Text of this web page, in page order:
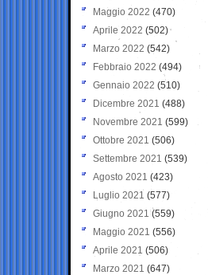
Maggio 2022 (470)
Aprile 2022 (502)
Marzo 2022 (542)
Febbraio 2022 (494)
Gennaio 2022 (510)
Dicembre 2021 (488)
Novembre 2021 (599)
Ottobre 2021 (506)
Settembre 2021 (539)
Agosto 2021 (423)
Luglio 2021 (577)
Giugno 2021(559)
Maggio 2021 (556)
Aprile 2021 (506)
Marzo 2021 (647)